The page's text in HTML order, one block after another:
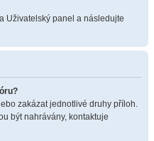
Uživatelský panel a následujte
zakázat jednotlivé druhy příloh.
být nahrávány, kontaktuje